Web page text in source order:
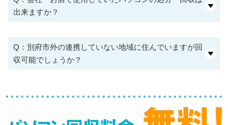
出来ますか？
Q：別府市外の連携していない地域に住んでいますが回
収可能でしょうか？